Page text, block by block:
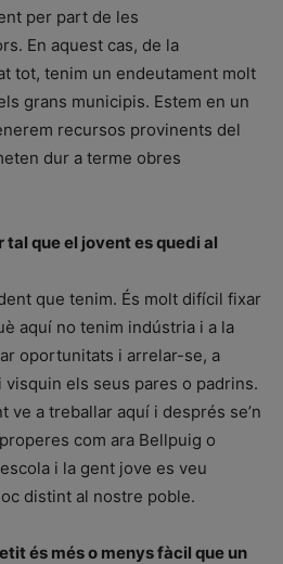
per part de les
En aquest cas, de la
tot, tenim un endeutament molt
grans municipis. Estem en un
recursos provinents del
dur a terme obres
que el jovent es quedi al
que tenim. És molt difícil fixar
aquí no tenim indústria i a la
oportunitats i arrelar-se, a
visquin els seus pares o padrins.
ve a treballar aquí i després se’n
com ara Bellpuig o
i la gent jove es veu
distint al nostre poble.
és més o menys fàcil que un